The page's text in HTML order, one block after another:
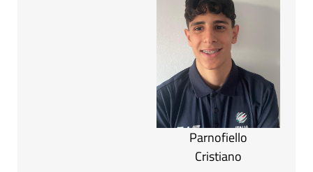
Parnofiello
Cristiano